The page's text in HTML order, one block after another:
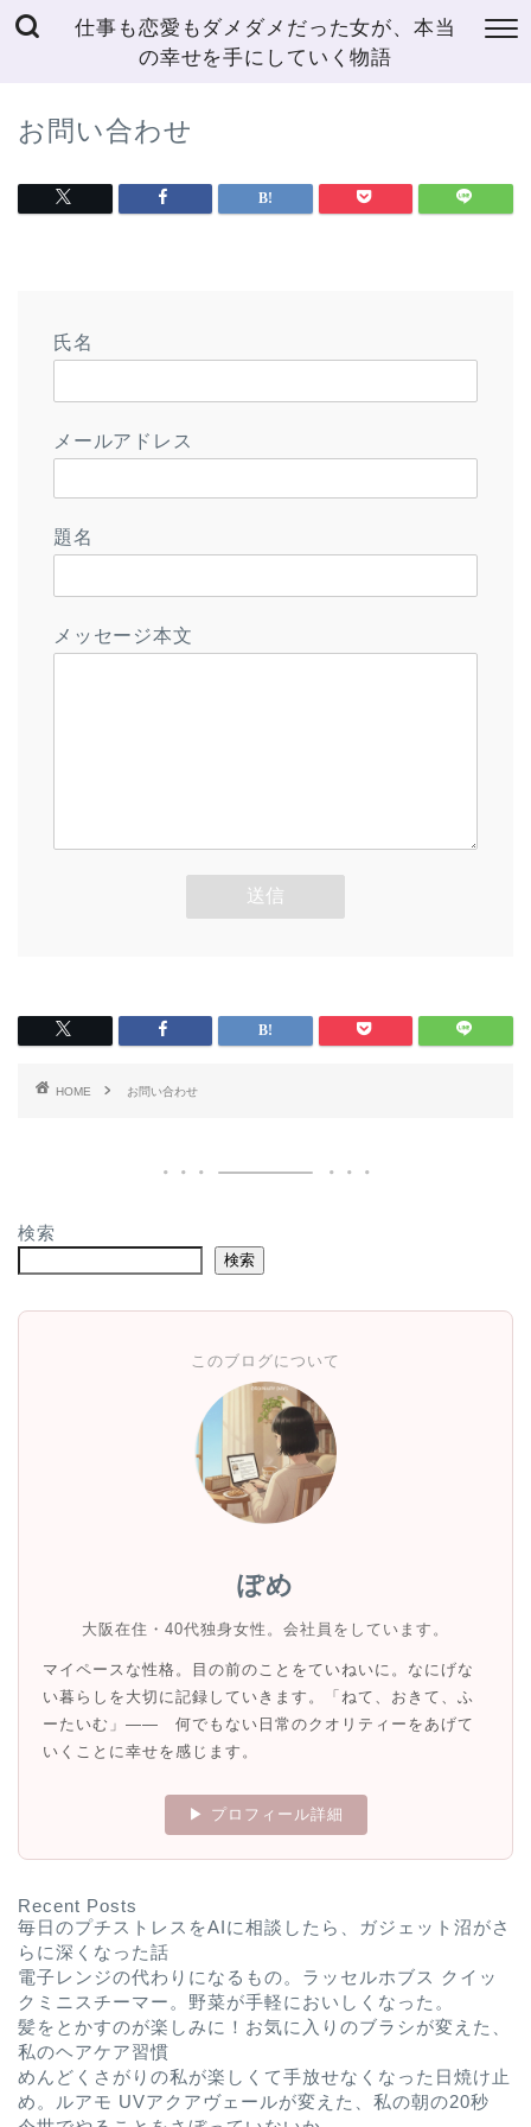
仕事も恋愛もダメダメだった女が、本当
の幸せを手にしていく物語
お問い合わせ
氏名
メールアドレス
題名
メッセージ本文
HOME お問い合わせ
検索
検索
このブログについて
ぽめ
大阪在住・40代独身女性。会社員をしています。
マイペースな性格。目の前のことをていねいに。なにげな
い暮らしを大切に記録していきます。「ねて、おきて、ふ
ーたいむ」—— 何でもない日常のクオリティーをあげて
いくことに幸せを感じます。
▶ プロフィール詳細
Recent Posts
毎日のプチストレスをAIに相談したら、ガジェット沼がさ
らに深くなった話
電子レンジの代わりになるもの。ラッセルホブス クイッ
クミニスチーマー。野菜が手軽においしくなった。
髪をとかすのが楽しみに！お気に入りのブラシが変えた、
私のヘアケア習慣
めんどくさがりの私が楽しくて手放せなくなった日焼け止
め。ルアモ UVアクアヴェールが変えた、私の朝の20秒